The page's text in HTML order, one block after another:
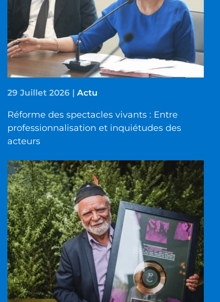
29 Juillet 2026 | Actu
Réforme des spectacles vivants : Entre
professionnalisation et inquiétudes des
acteurs